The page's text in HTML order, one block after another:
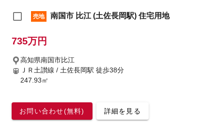
売地 南国市 比江 (土佐長岡駅) 住宅用地
735万円
高知県南国市比江
ＪＲ土讃線 / 土佐長岡駅 徒歩38分
247.93㎡
お問い合わせ(無料) 詳細を見る